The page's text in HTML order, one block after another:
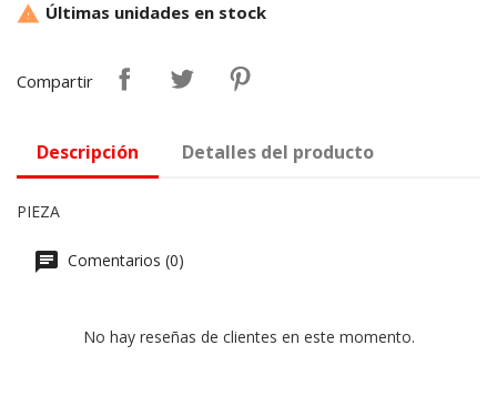
 Últimas unidades en stock
Compartir
Descripción Detalles del producto
PIEZA
Comentarios (0)
No hay reseñas de clientes en este momento.